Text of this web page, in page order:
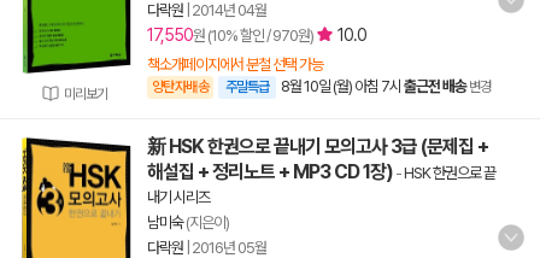
미리보기
다락원 2014년 04월
17,550원 (10% 할인 / 970원) 10.0
책소개페이지에서 분철 선택 가능
양탄자배송 주말특급 8월 10일 (월) 아침 7시 출근전 배송 변경
新 HSK 한권으로 끝내기 모의고사 3급 (문제집 +
해설집 + 정리노트 + MP3 CD 1장) -HSK 한권으로 끝
내기 시리즈
남미숙(지은이)
다락원 2016년 05월